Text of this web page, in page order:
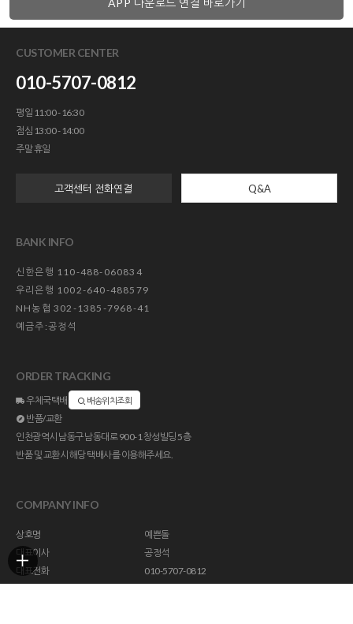
APP 다운로드 연결 바로가기
CUSTOMER CENTER
010-5707-0812
평일 11:00 - 16:30
점심 13:00 - 14:00
주말 휴일
고객센터 전화연결 Q&A
BANK INFO
신한은행 110-488-060834
우리은행 1002-640-488579
NH농협 302-1385-7968-41
예금주:공정석
ORDER TRACKING
우체국택배 배송위치조회
반품/교환
인천광역시 남동구 남동대로 900-1 창성빌딩 5층
반품 및 교환시 해당 택배사를 이용해주세요.
COMPANY INFO
상호명
예쁜돌
대표이사
공정석
대표전화
010-5707-0812